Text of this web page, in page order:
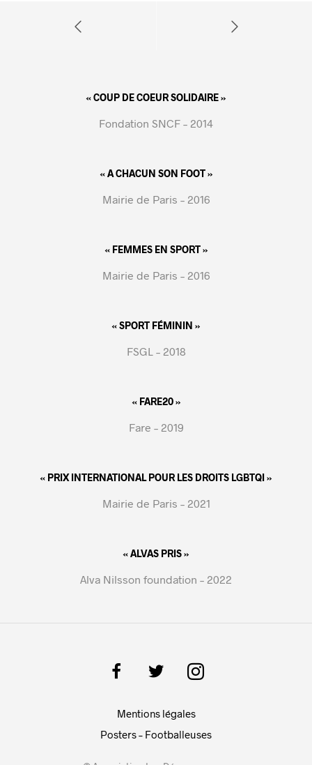
« COUP DE COEUR SOLIDAIRE »
Fondation SNCF – 2014
« A CHACUN SON FOOT »
Mairie de Paris – 2016
« FEMMES EN SPORT »
Mairie de Paris – 2016
« SPORT FÉMININ »
FSGL – 2018
« FARE20 »
Fare – 2019
« PRIX INTERNATIONAL POUR LES DROITS LGBTQI »
Mairie de Paris – 2021
« ALVAS PRIS »
Alva Nilsson foundation – 2022
Mentions légales
Posters – Footballeuses